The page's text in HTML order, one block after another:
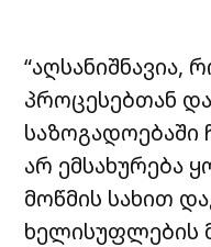
“აღსანიშნავია,
პროცესებთან
საზოგადოებაში
არ ემსახურება
მოწმის სახით
ხელისუფლების